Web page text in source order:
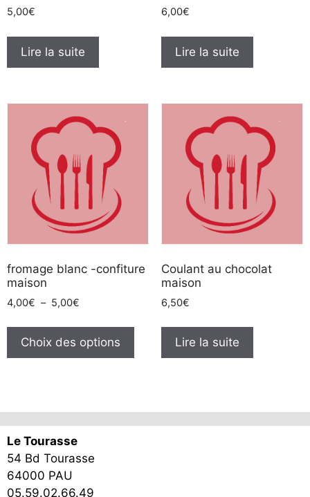
5,00€
Lire la suite
6,00€
Lire la suite
fromage blanc -confiture
maison
4,00€ – 5,00€
prix :
4,00€
à
Choix des options
a
Les
options
Coulant au chocolat
maison
6,50€
Lire la suite
Le Tourasse
54 Bd Tourasse
64000 PAU
05.59.02.66.49